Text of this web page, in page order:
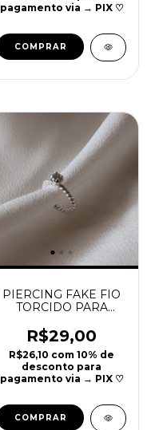
pagamento via → PIX ♡
PIERCING FAKE FIO
TORCIDO PARA
PONTO LUZ PRATA
925 | 1CM | REF P28
R$29,00
R$26,10 com 10% de
desconto para
pagamento via → PIX ♡